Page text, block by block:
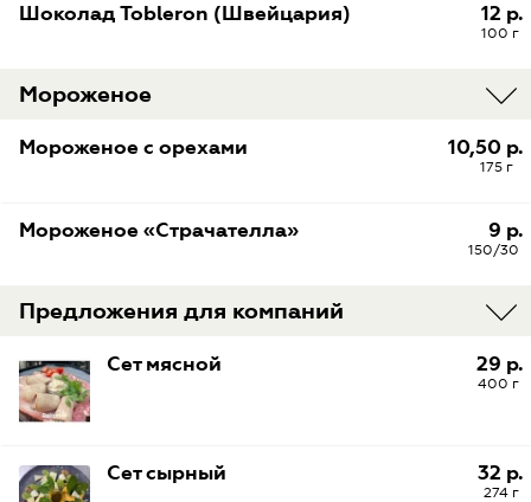
12 р.
100 г
Шоколад Tobleron (Швейцария)
Мороженое
10,50 р.
175 г
Мороженое с орехами
9 р.
150/30
Мороженое «Страчателла»
Предложения для компаний
29 р.
400 г
Сет мясной
32 р.
274 г
Сет сырный